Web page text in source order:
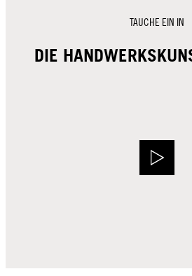
TAUCHE EIN IN
DIE